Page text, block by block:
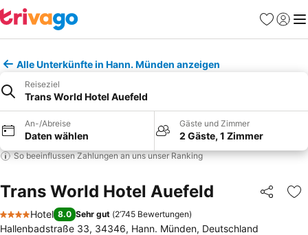
Favoriten
Alle Unterkünfte in Hann. Münden anzeigen
Reiseziel
Trans World Hotel Auefeld
An-/Abreise
Daten wählen
Gäste und Zimmer
2 Gäste, 1 Zimmer
So beeinflussen Zahlungen an uns unser Ranking
Trans World Hotel Auefeld Teilen
4 Sterne
Hotel 8.0 Sehr gut (2’745 Bewertungen)
Hallenbadstraße 33, 34346, Hann. Münden, Deutschland